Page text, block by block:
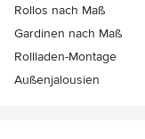
Rollos nach Maß
Gardinen nach Maß
Rollladen-Montage
Außenjalousien